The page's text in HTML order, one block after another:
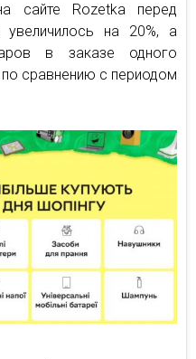
сайте Rozetka перед
на 20%, а
в заказе одного
сравнению с периодом